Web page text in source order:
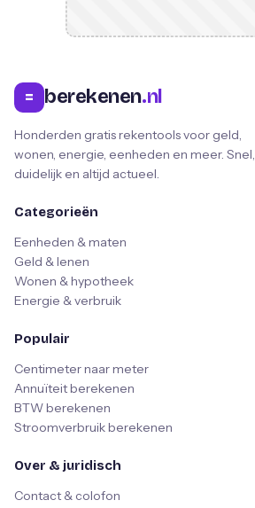
= berekenen.nl
Honderden gratis rekentools voor geld,
wonen, energie, eenheden en meer. Snel,
duidelijk en altijd actueel.
Categorieën
Eenheden & maten
Geld & lenen
Wonen & hypotheek
Energie & verbruik
Populair
Centimeter naar meter
Annuïteit berekenen
BTW berekenen
Stroomverbruik berekenen
Over & juridisch
Contact & colofon